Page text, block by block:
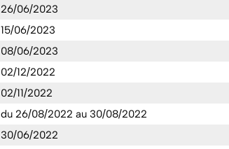
26/06/2023
15/06/2023
08/06/2023
02/12/2022
02/11/2022
du 26/08/2022 au 30/08/2022
30/06/2022